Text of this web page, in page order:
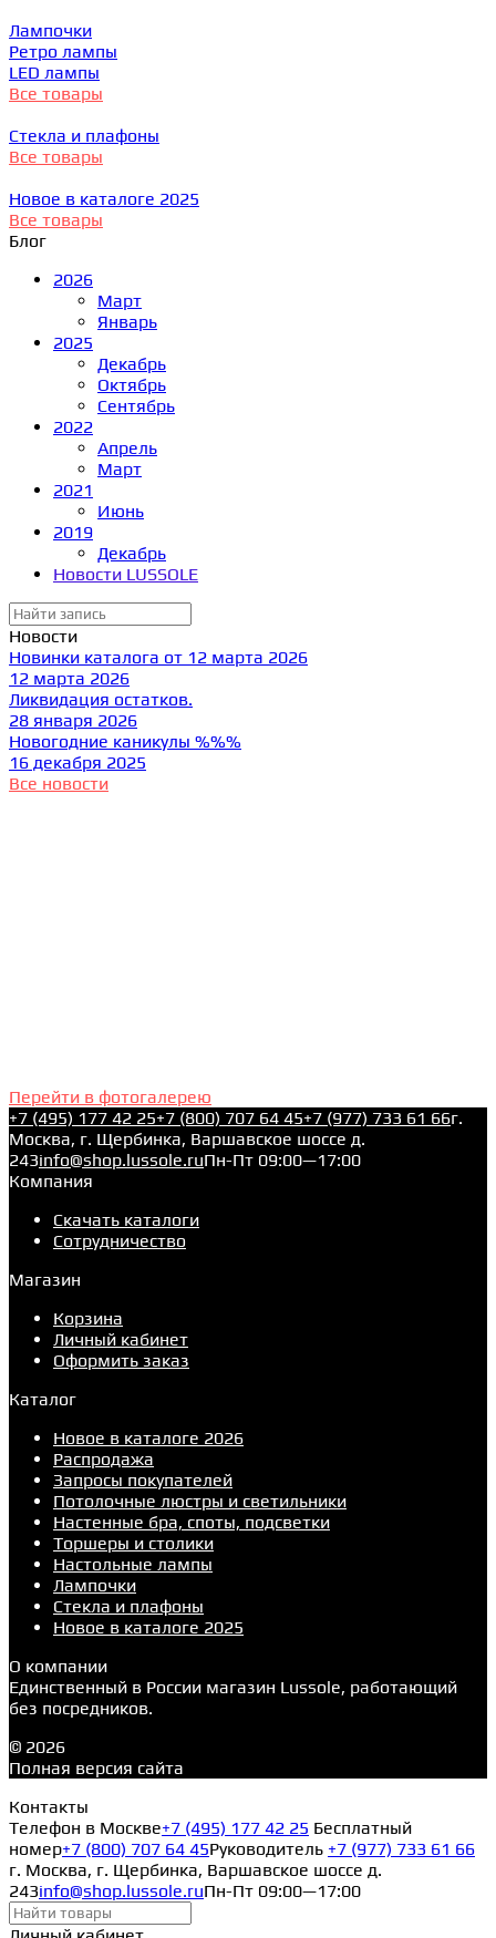
Лампочки
Ретро лампы
LED лампы
Все товары
Стекла и плафоны
Все товары
Новое в каталоге 2025
Все товары
Блог
2026
Март
Январь
2025
Декабрь
Октябрь
Сентябрь
2022
Апрель
Март
2021
Июнь
2019
Декабрь
Новости LUSSOLE
Новости
Новинки каталога от 12 марта 2026
12 марта 2026
Ликвидация остатков.
28 января 2026
Новогодние каникулы %%%
16 декабря 2025
Все новости
Перейти в фотогалерею
+7 (495) 177 42 25+7 (800) 707 64 45+7 (977) 733 61 66г.
Москва, г. Щербинка, Варшавское шоссе д.
243info@shop.lussole.ruПн-Пт 09:00—17:00
Компания
Скачать каталоги
Сотрудничество
Магазин
Корзина
Личный кабинет
Оформить заказ
Каталог
Новое в каталоге 2026
Распродажа
Запросы покупателей
Потолочные люстры и светильники
Настенные бра, споты, подсветки
Торшеры и столики
Настольные лампы
Лампочки
Стекла и плафоны
Новое в каталоге 2025
О компании
Единственный в России магазин Lussole, работающий
без посредников.
© 2026
Полная версия сайта
Контакты
Телефон в Москве+7 (495) 177 42 25 Бесплатный
номер+7 (800) 707 64 45Руководитель +7 (977) 733 61 66
г. Москва, г. Щербинка, Варшавское шоссе д.
243info@shop.lussole.ruПн-Пт 09:00—17:00